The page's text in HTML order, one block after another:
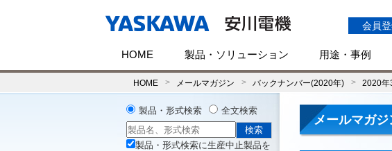
会員
HOME 製品・ソリューション 用途・事例
HOME メールマガジン バックナンバー(2020年) 2020年
メールマガジ
製品・形式検索 全文検索
製品・形式検索に生産中止製品を